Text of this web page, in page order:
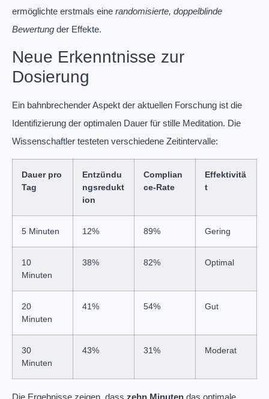
ermöglichte erstmals eine randomisierte, doppelblinde
Bewertung der Effekte.
Neue Erkenntnisse zur
Dosierung
Ein bahnbrechender Aspekt der aktuellen Forschung ist die
Identifizierung der optimalen Dauer für stille Meditation. Die
Wissenschaftler testeten verschiedene Zeitintervalle:
Dauer pro
Tag
Entzündu
ngsredukt
ion
Complian
ce-Rate
Effektivitä
t
5 Minuten 12% 89% Gering
10
Minuten
38% 82% Optimal
20
Minuten
41% 54% Gut
30
Minuten
43% 31% Moderat